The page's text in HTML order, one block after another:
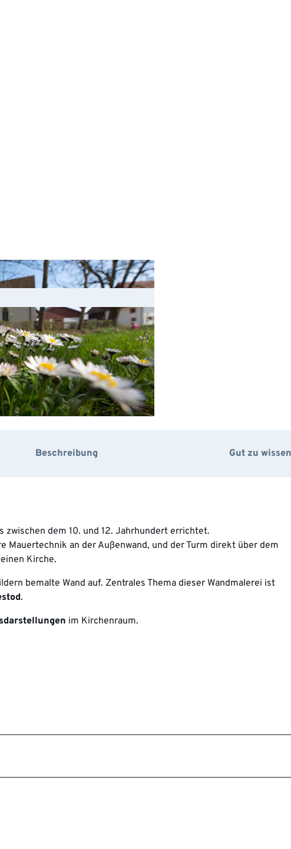
Beschreibung Gut zu wissen
dem 10. und 12. Jahrhundert errichtet.
Mauertechnik an der Außenwand, und der Turm direkt über dem
Kirche.
bemalte Wand auf. Zentrales Thema dieser Wandmalerei ist
.
im Kirchenraum.